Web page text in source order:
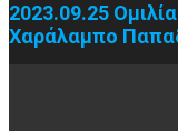
2023.09.25
Χαράλαμπο